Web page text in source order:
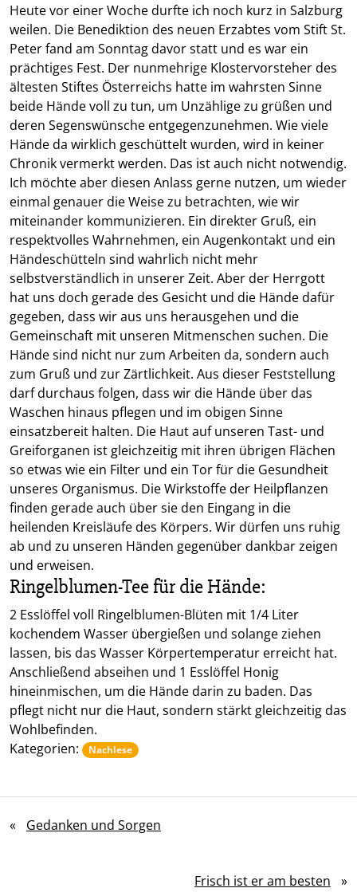
Heute vor einer Woche durfte ich noch kurz in Salzburg
weilen. Die Benediktion des neuen Erzabtes vom Stift St.
Peter fand am Sonntag davor statt und es war ein
prächtiges Fest. Der nunmehrige Klostervorsteher des
ältesten Stiftes Österreichs hatte im wahrsten Sinne
beide Hände voll zu tun, um Unzählige zu grüßen und
deren Segenswünsche entgegenzunehmen. Wie viele
Hände da wirklich geschüttelt wurden, wird in keiner
Chronik vermerkt werden. Das ist auch nicht notwendig.
Ich möchte aber diesen Anlass gerne nutzen, um wieder
einmal genauer die Weise zu betrachten, wie wir
miteinander kommunizieren. Ein direkter Gruß, ein
respektvolles Wahrnehmen, ein Augenkontakt und ein
Händeschütteln sind wahrlich nicht mehr
selbstverständlich in unserer Zeit. Aber der Herrgott
hat uns doch gerade des Gesicht und die Hände dafür
gegeben, dass wir aus uns herausgehen und die
Gemeinschaft mit unseren Mitmenschen suchen. Die
Hände sind nicht nur zum Arbeiten da, sondern auch
zum Gruß und zur Zärtlichkeit. Aus dieser Feststellung
darf durchaus folgen, dass wir die Hände über das
Waschen hinaus pflegen und im obigen Sinne
einsatzbereit halten. Die Haut auf unseren Tast- und
Greiforganen ist gleichzeitig mit ihren übrigen Flächen
so etwas wie ein Filter und ein Tor für die Gesundheit
unseres Organismus. Die Wirkstoffe der Heilpflanzen
finden gerade auch über sie den Eingang in die
heilenden Kreisläufe des Körpers. Wir dürfen uns ruhig
ab und zu unseren Händen gegenüber dankbar zeigen
und erweisen.
Ringelblumen-Tee für die Hände:
2 Esslöffel voll Ringelblumen-Blüten mit 1/4 Liter
kochendem Wasser übergießen und solange ziehen
lassen, bis das Wasser Körpertemperatur erreicht hat.
Anschließend abseihen und 1 Esslöffel Honig
hineinmischen, um die Hände darin zu baden. Das
pflegt nicht nur die Haut, sondern stärkt gleichzeitig das
Wohlbefinden.
Kategorien:
Nachlese
« Gedanken und Sorgen
Frisch ist er am besten »